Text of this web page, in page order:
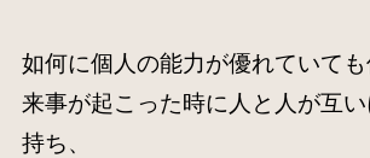
如何に個人の能力が優れていて
来事が起こった時に人と人が互
持ち、